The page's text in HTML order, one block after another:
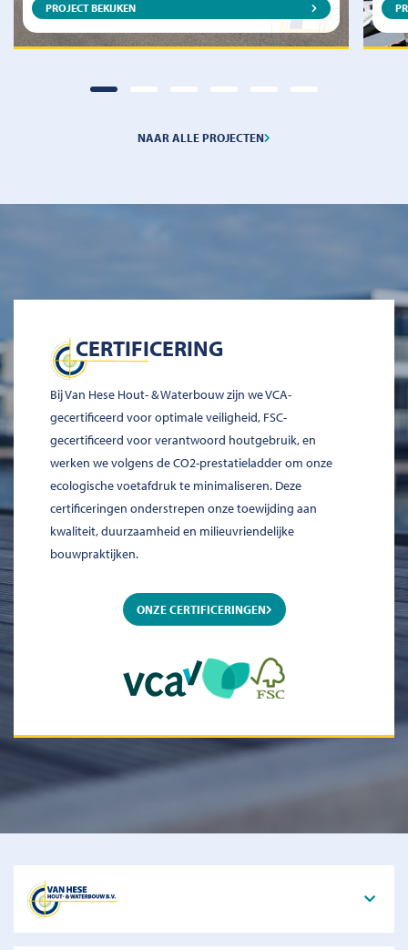
NAAR ALLE PROJECTEN
PROJECT BEKIJKEN
CERTIFICERING
Bij Van Hese Hout- & Waterbouw zijn we VCA-
gecertificeerd voor optimale veiligheid, FSC-
gecertificeerd voor verantwoord houtgebruik, en
werken we volgens de CO2-prestatieladder om onze
ecologische voetafdruk te minimaliseren. Deze
certificeringen onderstrepen onze toewijding aan
kwaliteit, duurzaamheid en milieuvriendelijke
bouwpraktijken.
ONZE CERTIFICERINGEN